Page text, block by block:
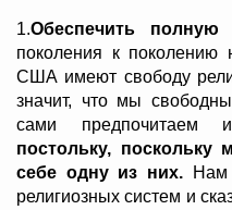
1.Обеспечить полную
поколения к поколению
США имеют свободу
значит, что мы
сами предпочитаем
постольку,
себе одну из них. Нам
религиозных систем и